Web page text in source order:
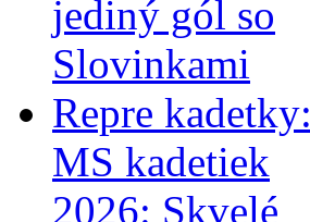
jediný gól so
Slovinkami
Repre kadetky:
MS kadetiek
2026: Skvelé